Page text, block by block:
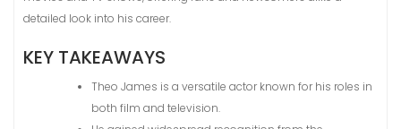
detailed look into his career.
KEY TAKEAWAYS
Theo James is a versatile actor known for his roles in
both film and television.